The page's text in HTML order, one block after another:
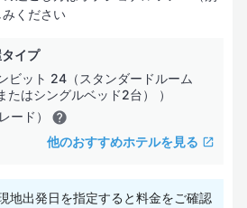
ください
イプ
ビット 24（スタンダードルーム
たはシングルベッド2台） ）
ード）
他のおすすめホテルを見る
地出発日を指定すると料金をご確認